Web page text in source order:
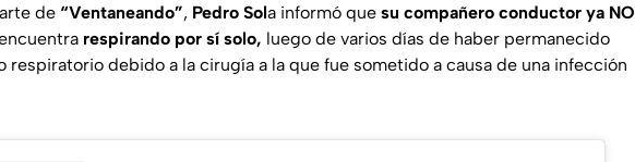
de “Ventaneando”, Pedro Sola informó que su compañero conductor ya NO
respirando por sí solo, luego de varios días de haber permanecido
respiratorio debido a la cirugía a la que fue sometido a causa de una infección